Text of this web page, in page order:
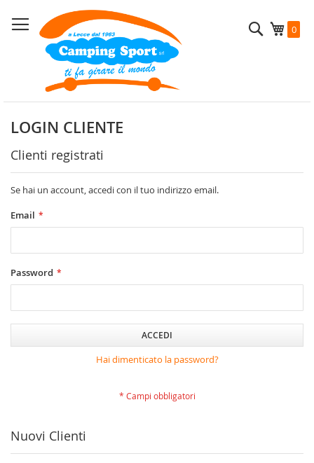
al
contenuto
0
Cerca
LOGIN CLIENTE
Clienti registrati
Se hai un account, accedi con il tuo indirizzo email.
Email
Password
ACCEDI
Hai dimenticato la password?
Nuovi Clienti